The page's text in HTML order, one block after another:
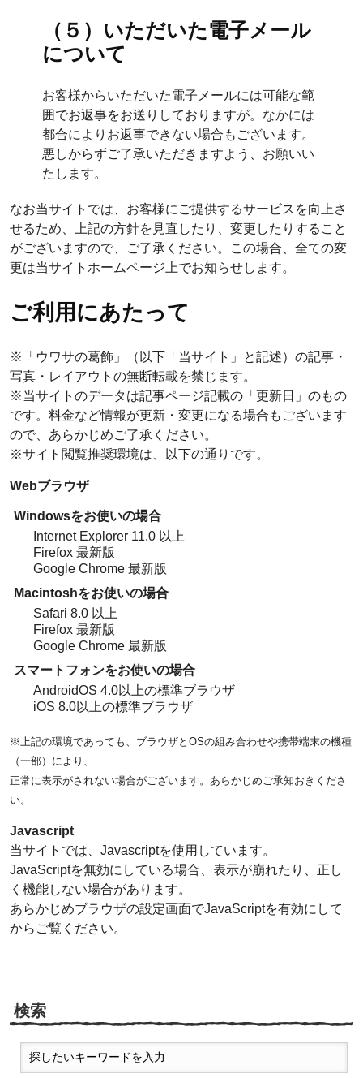
（５）いただいた電子メール
について
お客様からいただいた電子メールには可能な範
囲でお返事をお送りしておりますが。なかには
都合によりお返事できない場合もございます。
悪しからずご了承いただきますよう、お願いい
たします。
なお当サイトでは、お客様にご提供するサービスを向上さ
せるため、上記の方針を見直したり、変更したりすること
がございますので、ご了承ください。この場合、全ての変
更は当サイトホームページ上でお知らせします。
ご利用にあたって
※「ウワサの葛飾」（以下「当サイト」と記述）の記事・
写真・レイアウトの無断転載を禁じます。
※当サイトのデータは記事ページ記載の「更新日」のもの
です。料金など情報が更新・変更になる場合もございます
ので、あらかじめご了承ください。
※サイト閲覧推奨環境は、以下の通りです。
Webブラウザ
Windowsをお使いの場合
Internet Explorer 11.0 以上
Firefox 最新版
Google Chrome 最新版
Macintoshをお使いの場合
Safari 8.0 以上
Firefox 最新版
Google Chrome 最新版
スマートフォンをお使いの場合
AndroidOS 4.0以上の標準ブラウザ
iOS 8.0以上の標準ブラウザ
※上記の環境であっても、ブラウザとOSの組み合わせや携帯端末の機種
（一部）により、
正常に表示がされない場合がございます。あらかじめご承知おきくださ
い。
Javascript
当サイトでは、Javascriptを使用しています。
JavaScriptを無効にしている場合、表示が崩れたり、正し
く機能しない場合があります。
あらかじめブラウザの設定画面でJavaScriptを有効にして
からご覧ください。
検索